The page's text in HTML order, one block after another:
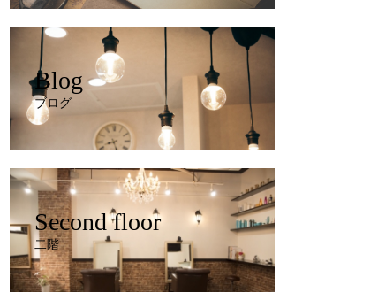
Blog
ブログ
Second floor
二階